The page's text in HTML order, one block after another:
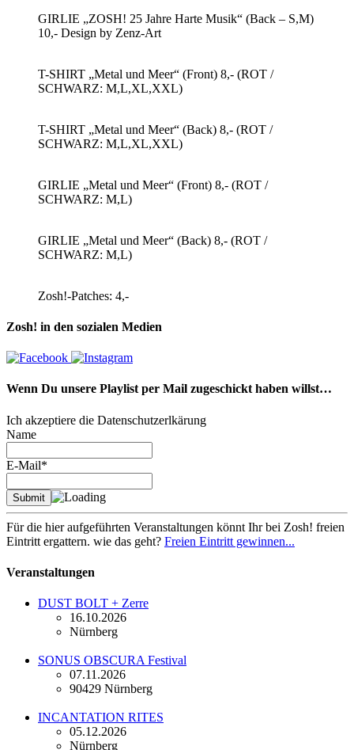
GIRLIE „ZOSH! 25 Jahre Harte Musik“ (Back – S,M)
10,- Design by Zenz-Art
T-SHIRT „Metal und Meer“ (Front) 8,- (ROT /
SCHWARZ: M,L,XL,XXL)
T-SHIRT „Metal und Meer“ (Back) 8,- (ROT /
SCHWARZ: M,L,XL,XXL)
GIRLIE „Metal und Meer“ (Front) 8,- (ROT /
SCHWARZ: M,L)
GIRLIE „Metal und Meer“ (Back) 8,- (ROT /
SCHWARZ: M,L)
Zosh!-Patches: 4,-
Zosh! in den sozialen Medien
Wenn Du unsere Playlist per Mail zugeschickt haben willst…
Ich akzeptiere die Datenschutzerlkärung
Name
E-Mail*
Für die hier aufgeführten Veranstaltungen könnt Ihr bei Zosh! freien
Eintritt ergattern. wie das geht? Freien Eintritt gewinnen...
Veranstaltungen
DUST BOLT + Zerre
16.10.2026
Nürnberg
SONUS OBSCURA Festival
07.11.2026
90429 Nürnberg
INCANTATION RITES
05.12.2026
Nürnberg